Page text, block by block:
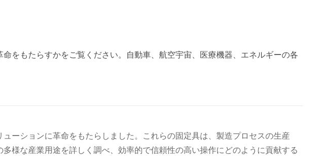
をもたらすかをご覧ください。自動車、航空宇宙、医療機器、エネルギーの各
ーションに革命をもたらしました。これらの固定具は、製造プロセスの生産
様な産業用途を詳しく調べ、効率的で信頼性の高い操作にどのように貢献する